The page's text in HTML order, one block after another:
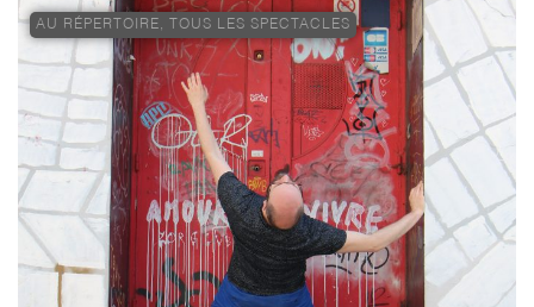
AU RÉPERTOIRE, TOUS LES SPECTACLES